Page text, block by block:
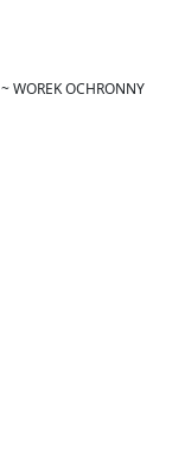
~WOREK OCHRONNY